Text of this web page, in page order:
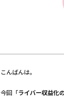
こんばんは。
今回「ライバー収益化